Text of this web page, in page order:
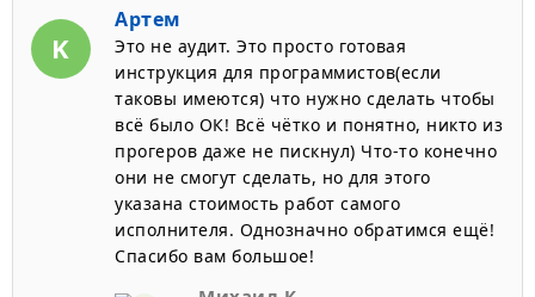
K
Артем
Это не аудит. Это просто готовая
инструкция для программистов(если
таковы имеются) что нужно сделать чтобы
всё было ОК! Всё чётко и понятно, никто из
прогеров даже не пискнул) Что-то конечно
они не смогут сделать, но для этого
указана стоимость работ самого
исполнителя. Однозначно обратимся ещё!
Спасибо вам большое!